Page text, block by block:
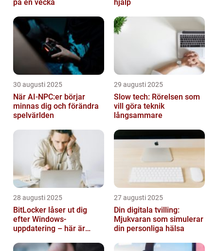
på en vecka hjälp
30 augusti 2025
När AI-NPC:er börjar
minnas dig och förändra
spelvärlden
29 augusti 2025
Slow tech: Rörelsen som
vill göra teknik
långsammare
28 augusti 2025
BitLocker låser ut dig
efter Windows-
uppdatering – här är
27 augusti 2025
Din digitala tvilling:
Mjukvaran som simulerar
din personliga hälsa